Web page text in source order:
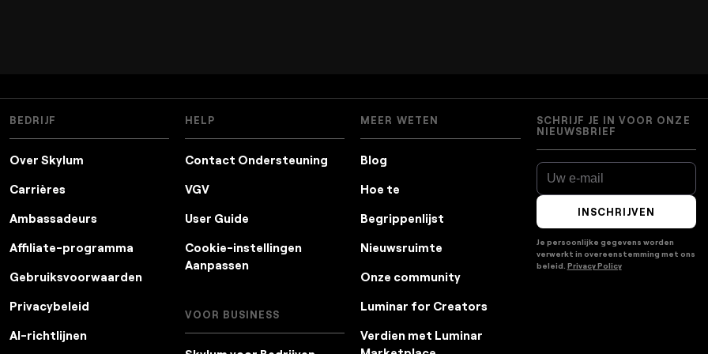
BEDRIJF
Over Skylum
Carrières
Ambassadeurs
Affiliate-programma
Gebruiksvoorwaarden
Privacybeleid
AI-richtlijnen
HELP
Contact Ondersteuning
VGV
User Guide
Cookie-instellingen
Aanpassen
VOOR BUSINESS
MEER WETEN
Blog
Hoe te
Begrippenlijst
Nieuwsruimte
Onze community
Luminar for Creators
Verdien met Luminar
SCHRIJF JE IN VOOR ONZE
NIEUWSBRIEF
INSCHRIJVEN
Je persoonlijke gegevens worden
verwerkt in overeenstemming met ons
beleid. Privacy Policy